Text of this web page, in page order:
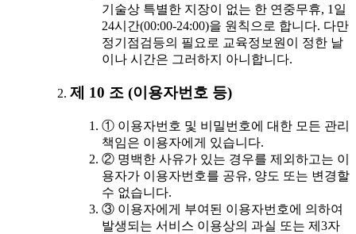
기술상 특별한 지장이 없는 한 연중무휴, 1일
24시간(00:00-24:00)을 원칙으로 합니다. 다만
정기점검등의 필요로 교육정보원이 정한 날
이나 시간은 그러하지 아니합니다.
제 10 조 (이용자번호 등)
① 이용자번호 및 비밀번호에 대한 모든 관리
책임은 이용자에게 있습니다.
② 명백한 사유가 있는 경우를 제외하고는 이
용자가 이용자번호를 공유, 양도 또는 변경할
수 없습니다.
③ 이용자에게 부여된 이용자번호에 의하여
발생되는 서비스 이용상의 과실 또는 제3자